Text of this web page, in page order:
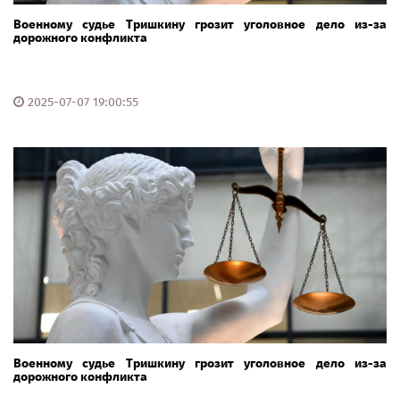
Военному судье Тришкину грозит уголовное дело из-за
дорожного конфликта
2025-07-07 19:00:55
Военному судье Тришкину грозит уголовное дело из-за
дорожного конфликта